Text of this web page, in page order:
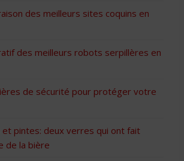
des meilleurs sites coquins en
des meilleurs robots serpillères en
de sécurité pour protéger votre
et pintes: deux verres qui ont fait
de la bière